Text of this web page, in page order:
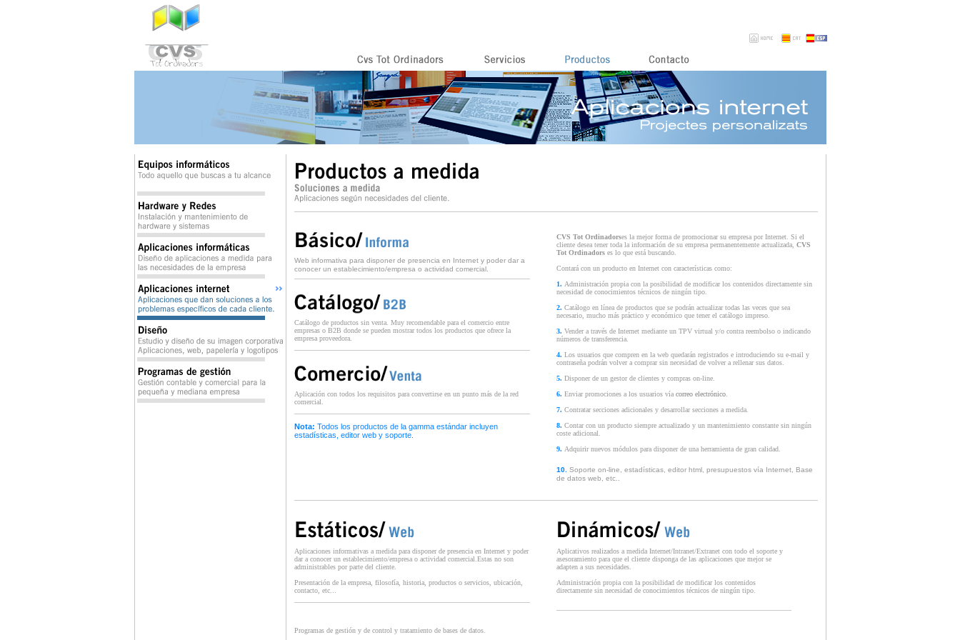
Web informativa para disponer de presencia en Internet y poder dar a
conocer un establecimiento/empresa o actividad comercial.
Catálogo de productos sin venta. Muy recomendable para el comercio entre
empresas o B2B donde se pueden mostrar todos los productos que ofrece la
empresa proveedora.
Aplicación con todos los requisitos para convertirse en un punto más de la red
comercial.
Nota: Todos los productos de la gamma estándar incluyen
estadísticas, editor web y soporte.
CVS Tot Ordinadorses la mejor forma de promocionar su empresa por Internet. Si el
cliente desea tener toda la información de su empresa permanentemente actualizada, CVS
Tot Ordinadors es lo que está buscando.
Contará con un producto en Internet con características como:
1. Administración propia con la posibilidad de modificar los contenidos directamente sin
necesidad de conocimientos técnicos de ningún tipo.
2. Catálogo en línea de productos que se podrán actualizar todas las veces que sea
necesario, mucho más práctico y económico que tener el catálogo impreso.
3. Vender a través de Internet mediante un TPV virtual y/o contra reembolso o indicando
números de transferencia.
4. Los usuarios que compren en la web quedarán registrados e introduciendo su e-mail y
contraseña podrán volver a comprar sin necesidad de volver a rellenar sus datos.
5. Disponer de un gestor de clientes y compras on-line.
6. Enviar promociones a los usuarios vía correo electrónico.
7. Contratar secciones adicionales y desarrollar secciones a medida.
8. Contar con un producto siempre actualizado y un mantenimiento constante sin ningún
coste adicional.
9. Adquirir nuevos módulos para disponer de una herramienta de gran calidad.
10. Soporte on-line, estadísticas, editor html, presupuestos vía Internet, Base
de datos web, etc..
Aplicaciones informativas a medida para disponer de presencia en Internet y poder
dar a conocer un establecimiento/empresa o actividad comercial.Estas no son
administrables por parte del cliente.
Presentación de la empresa, filosofía, historia, productos o servicios, ubicación,
contacto, etc...
Aplicativos realizados a medida Internet/Intranet/Extranet con todo el soporte y
asesoramiento para que el cliente disponga de las aplicaciones que mejor se
adapten a sus necesidades.
Administración propia con la posibilidad de modificar los contenidos
directamente sin necesidad de conocimientos técnicos de ningún tipo.
Programas de gestión y de control y tratamiento de bases de datos.